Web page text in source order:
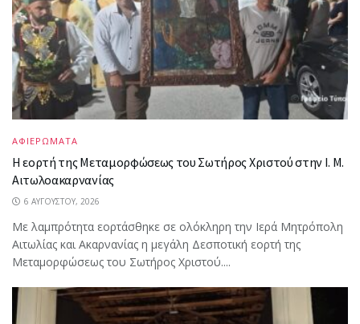
ΑΦΙΕΡΩΜΑΤΑ
Η εορτή της Μεταμορφώσεως του Σωτήρος Χριστού στην Ι. Μ.
Αιτωλοακαρνανίας
6 ΑΥΓΟΎΣΤΟΥ, 2026
Με λαμπρότητα εορτάσθηκε σε ολόκληρη την Ιερά Μητρόπολη
Αιτωλίας και Ακαρνανίας η μεγάλη Δεσποτική εορτή της
Μεταμορφώσεως του Σωτήρος Χριστού....